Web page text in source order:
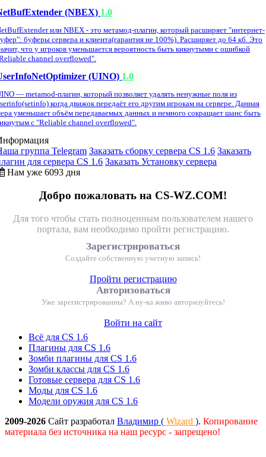
(NBEX) 1.0
или NBEX - это метамод-плагин, который расширяет "интернет-
буферы сервера и клиента(гарантия не 100%). Расширяет до 64 кб. Это
что у игроков уменьшается вероятность быть кикнутыми с ошибкой
channel overflowed".
(UINO) 1.0
— metamod-плагин, который позволяет удалять ненужные поля из
когда движок передаёт его другим игрокам на сервере. Данная
уменьшает объём передаваемых данных и немного сокращает шанс быть
с "Reliable channel overflowed".
группа Telegram Заказать сборку сервера CS 1.6 Заказать
для сервера CS 1.6 Заказать Установку сервера
Нам уже 6093 дня
Добро пожаловать на CS-WZ.COM!
Для того чтобы стать полноценным пользователем нашего
портала, вам необходимо пройти регистрацию.
Зарегистрироваться
Создайте собственную учетную запись!
Пройти регистрацию
Авторизоваться
Уже зарегистрированны? А ну-ка живо авторизуйтесь!
Войти на сайт
Всё для CS 1.6
Плагины для CS 1.6
Зомби плагины для CS 1.6
Зомби классы для CS 1.6
Готовые сервера для CS 1.6
Моды для CS 1.6
Модели оружия для CS 1.6
2009-2026 Сайт разработал Владимир ( Wizard ). Копирование
материала без источника на наш ресурс - запрещено!